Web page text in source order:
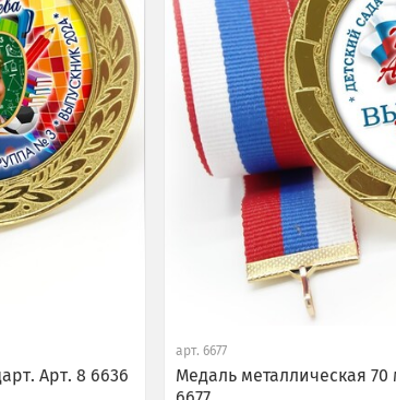
Арт. 8 6636
арт. 6677
Медаль металлическая 70